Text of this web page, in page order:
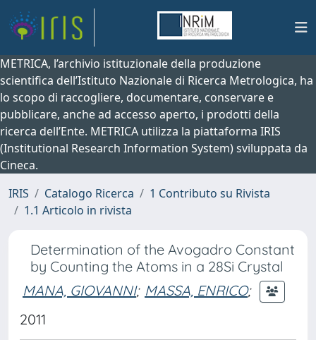
METRICA, l’archivio istituzionale della produzione
scientifica dell’Istituto Nazionale di Ricerca Metrologica, ha
lo scopo di raccogliere, documentare, conservare e
pubblicare, anche ad accesso aperto, i prodotti della
ricerca dell’Ente. METRICA utilizza la piattaforma IRIS
(Institutional Research Information System) sviluppata da
Cineca.
IRIS
Catalogo Ricerca
1 Contributo su Rivista
1.1 Articolo in rivista
Determination of the Avogadro Constant
by Counting the Atoms in a 28Si Crystal
MANA, GIOVANNI; MASSA, ENRICO;
2011